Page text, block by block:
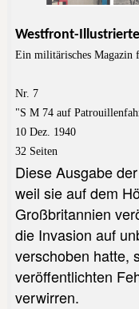
Westfront-Illustrierte
Ein militärisches Magazin
Nr. 7
"S M 74 auf
10 Dez. 1940
32 Seiten
Diese Ausgabe
weil sie auf dem
Großbritannien
die Invasion auf
verschoben hatte,
veröffentlichten
verwirren.